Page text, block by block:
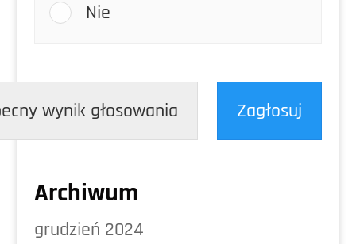
Nie
wynik głosowania Zagłosuj
Archiwum
grudzień 2024